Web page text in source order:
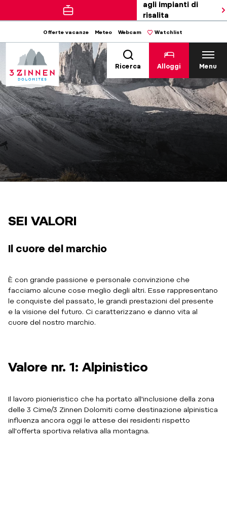
agli impianti di
risalita
Offerte vacanze Meteo Webcam Watchlist
Ricerca Alloggi Menu
SEI VALORI
Il cuore del marchio
È con grande passione e personale convinzione che
facciamo alcune cose meglio degli altri. Esse rappresentano
le conquiste del passato, le grandi prestazioni del presente
e la visione del futuro. Ci caratterizzano e danno vita al
cuore del nostro marchio.
Valore nr. 1: Alpinistico
Il lavoro pionieristico che ha portato all'inclusione della zona
delle 3 Cime/3 Zinnen Dolomiti come destinazione alpinistica
influenza ancora oggi le attese dei residenti rispetto
all'offerta sportiva relativa alla montagna.